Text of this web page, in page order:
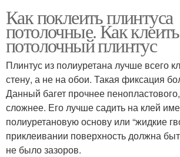
Как поклеить плинтуса
потолочные. Как клеить
потолочный плинтус
Плинтус из полиуретана лучше всего
стену, а не на обои. Такая фиксация
Данный багет прочнее
сложнее. Его лучше садить на клей
полиуретановую основу или “жидкие
приклеивании поверхность должна
не было зазоров.